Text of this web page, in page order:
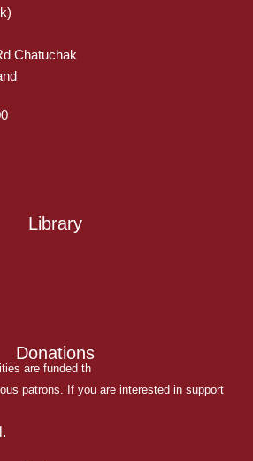
Chatuchak
Library
Donations
are funded th
patrons. If you are interested in support